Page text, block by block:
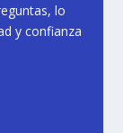
lo
y confianza